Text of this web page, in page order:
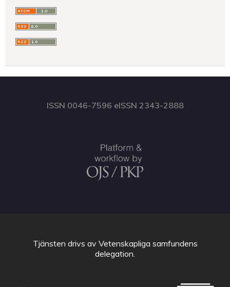
ISSN 0046-7596 eISSN 2343-2888
Tjänsten drivs av Vetenskapliga samfundens
delegation.